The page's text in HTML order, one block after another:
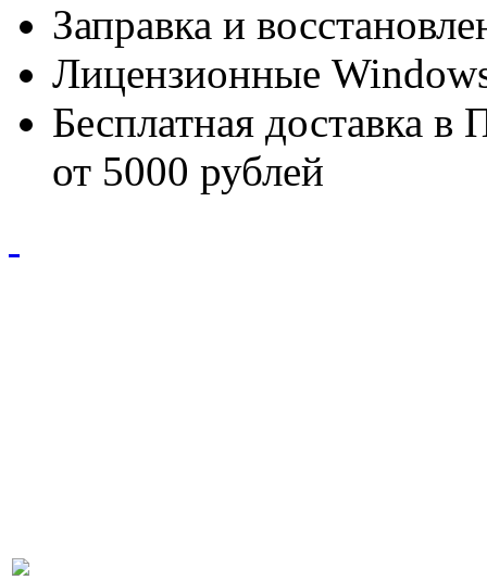
Заправка и
Лицензионные
Бесплатная доставка в
от 5000 рублей